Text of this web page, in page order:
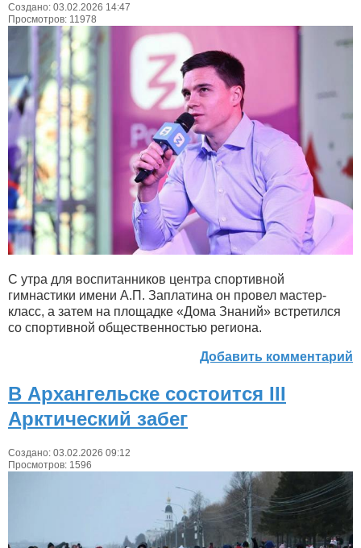
Создано: 03.02.2026 14:47
Просмотров: 11978
С утра для воспитанников центра спортивной
гимнастики имени А.П. Заплатина он провел мастер-
класс, а затем на площадке «Дома Знаний» встретился
со спортивной общественностью региона.
Добавить комментарий
В Архангельске состоится III
Арктический забег
Создано: 03.02.2026 09:12
Просмотров: 1596